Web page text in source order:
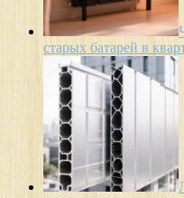
старых батарей в